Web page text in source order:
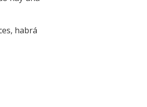
habrá